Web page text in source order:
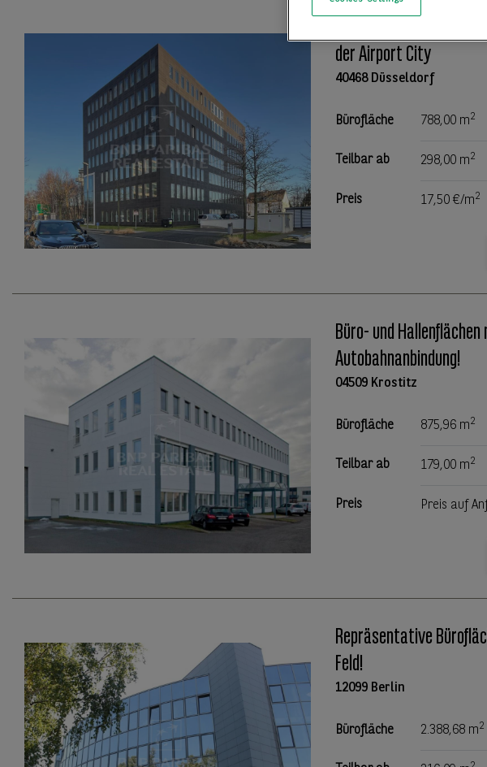
der Airport City
40468 Düsseldorf
Bürofläche 788,00 m2
Teilbar ab 298,00 m2
Preis 17,50 €/m2
Büro- und
Autobahnanbindung!
04509 Krostitz
Bürofläche 875,96 m2
Teilbar ab 179,00 m2
Preis Preis auf
Repräsentative
Feld!
12099 Berlin
Bürofläche 2.388,68 m2